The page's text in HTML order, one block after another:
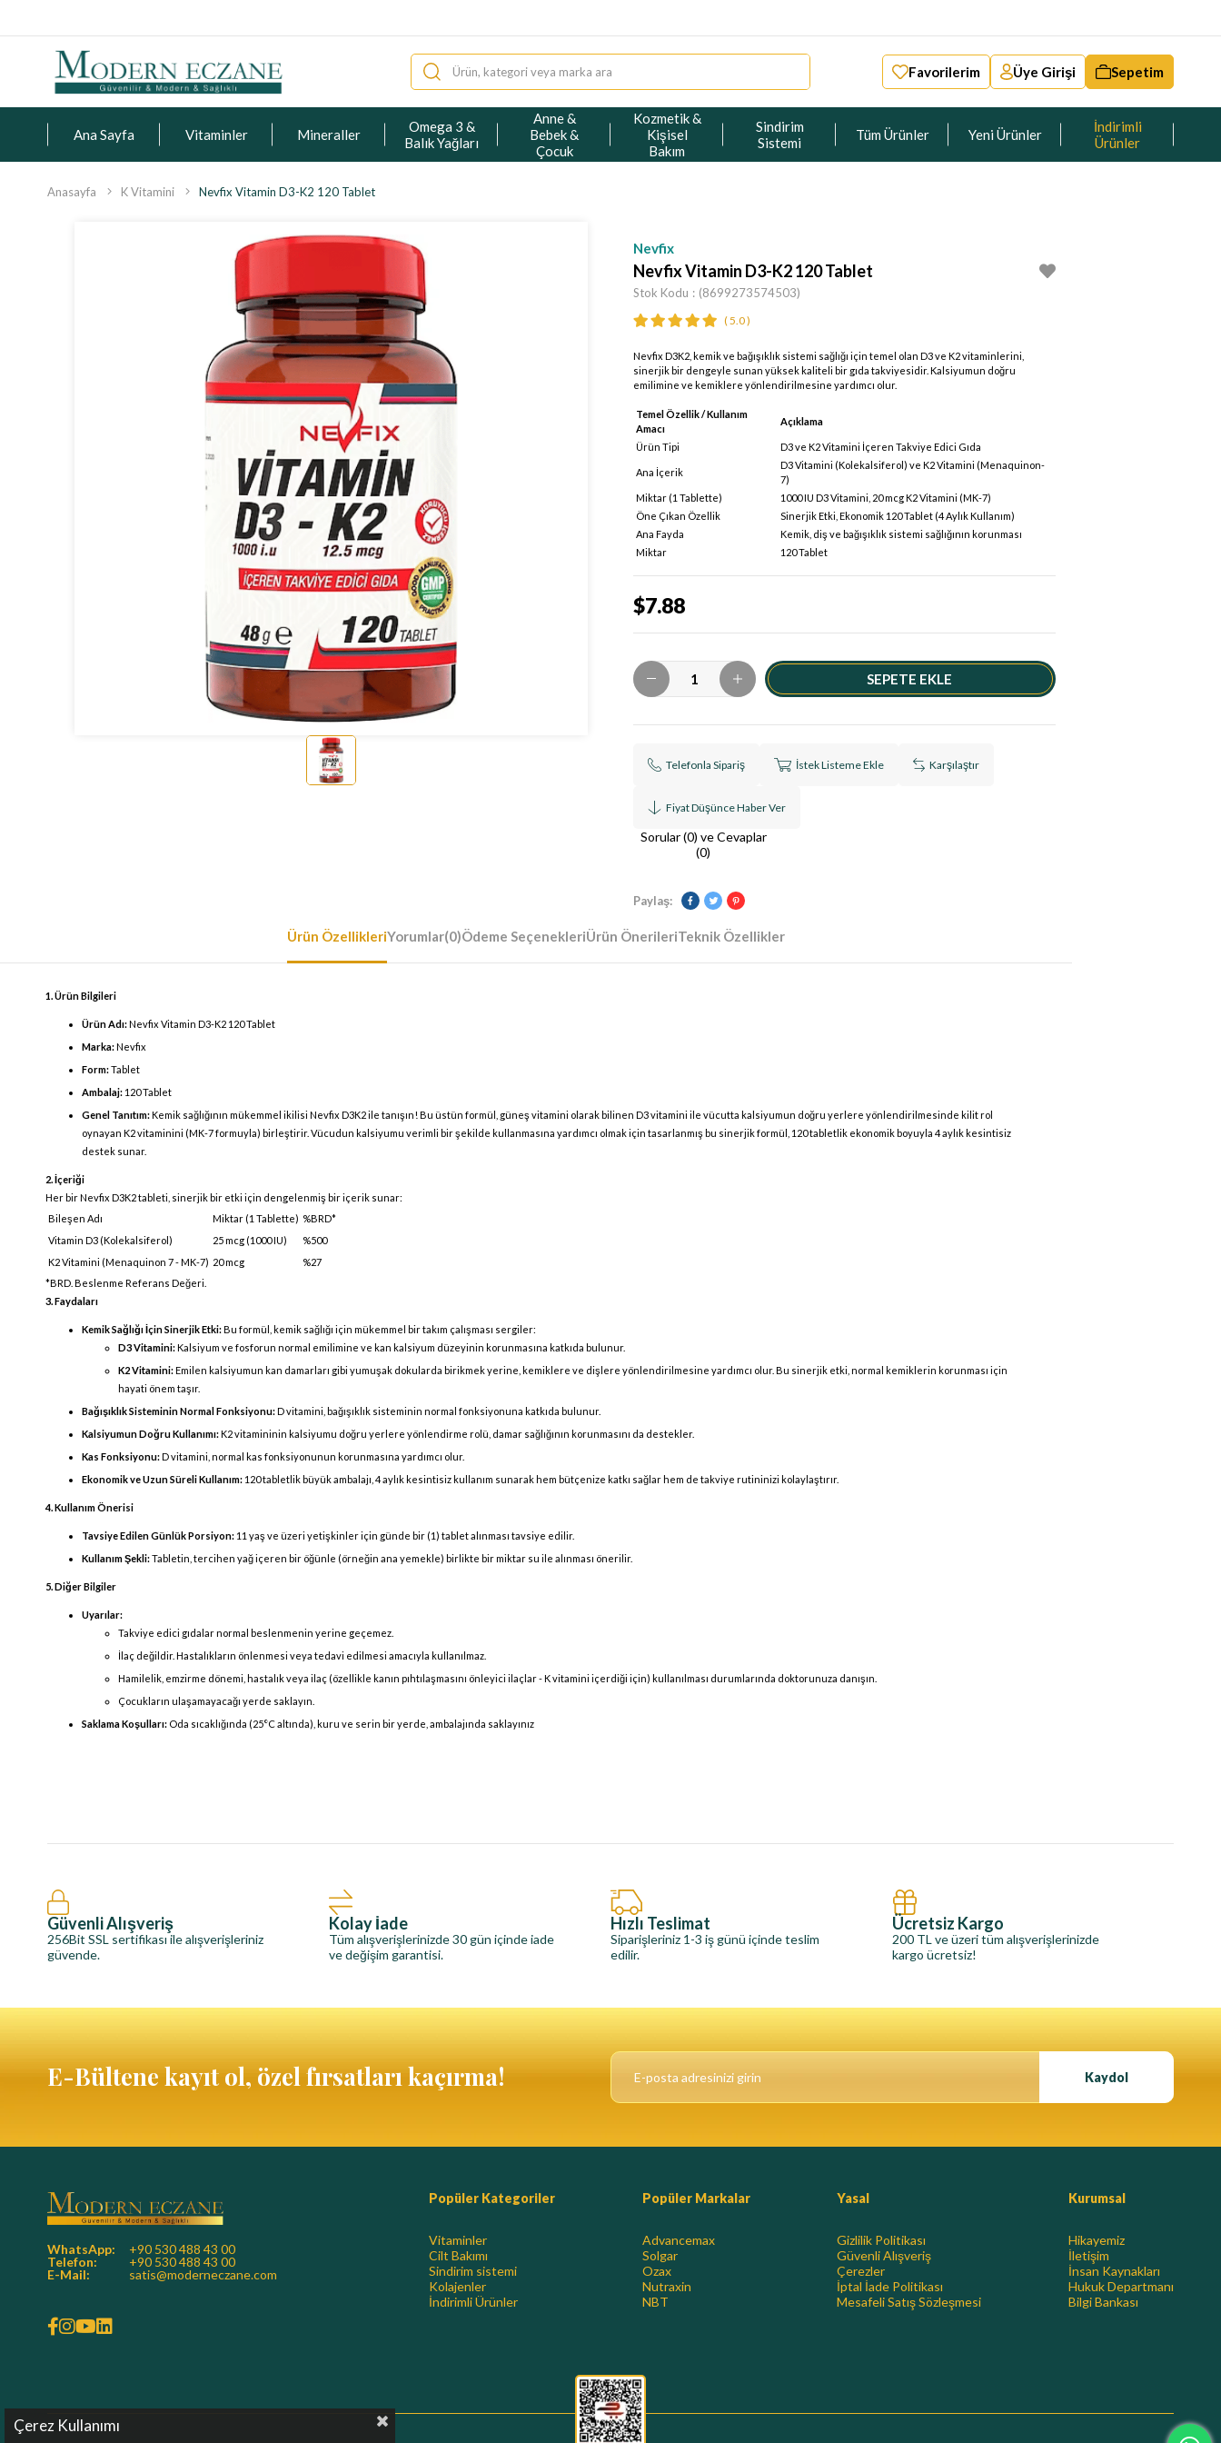
Favorilerim Üye Girişi Sepetim
Ana Sayfa Vitaminler Mineraller
Omega 3 &
Balık Yağları
Anne &
Bebek &
Çocuk
Kozmetik &
Kişisel
Bakım
Sindirim
Sistemi
Tüm Ürünler Yeni Ürünler
İndirimli
Ürünler
Anasayfa K Vitamini Nevfix Vitamin D3-K2 120 Tablet
Nevfix
Nevfix Vitamin D3-K2 120 Tablet
Stok Kodu (8699273574503)
5.0
Nevfix D3K2, kemik ve bağışıklık sistemi sağlığı için temel olan D3 ve K2 vitaminlerini,
sinerjik bir dengeyle sunan yüksek kaliteli bir gıda takviyesidir. Kalsiyumun doğru
emilimine ve kemiklere yönlendirilmesine yardımcı olur.
Temel Özellik / Kullanım
Amacı
Açıklama
Ürün Tipi D3 ve K2 Vitamini İçeren Takviye Edici Gıda
Ana İçerik
D3 Vitamini (Kolekalsiferol) ve K2 Vitamini (Menaquinon-
7)
Miktar (1 Tablette)
1000 IU D3 Vitamini, 20 mcg K2 Vitamini (MK-7)
Öne Çıkan Özellik
Sinerjik Etki, Ekonomik 120 Tablet (4 Aylık Kullanım)
Ana Fayda
Kemik, diş ve bağışıklık sistemi sağlığının korunması
Miktar
120 Tablet
$7.88
Telefonla Sipariş İstek Listeme Ekle Karşılaştır
Fiyat Düşünce Haber Ver
Sorular (0) ve Cevaplar
(0)
Paylaş:
Ürün ÖzellikleriYorumlar(0)Ödeme SeçenekleriÜrün ÖnerileriTeknik Özellikler
1. Ürün Bilgileri
Ürün Adı:Nevfix Vitamin D3-K2 120 Tablet
Marka:Nevfix
Form:Tablet
Ambalaj: 120 Tablet
Genel Tanıtım:Kemik sağlığının mükemmel ikilisi Nevfix D3K2 ile tanışın! Bu üstün formül, güneş vitamini olarak bilinen D3 vitamini ile vücutta kalsiyumun doğru yerlere yönlendirilmesinde kilit rol
oynayan K2 vitaminini (MK-7 formuyla) birleştirir. Vücudun kalsiyumu verimli bir şekilde kullanmasına yardımcı olmak için tasarlanmış bu sinerjik formül, 120 tabletlik ekonomik boyuyla 4 aylık kesintisiz
destek sunar.
2. İçeriği
Her bir Nevfix D3K2 tableti, sinerjik bir etki için dengelenmiş bir içerik sunar:
Bileşen Adı
Miktar (1 Tablette) %BRD*
Vitamin D3 (Kolekalsiferol)
25 mcg (1000 IU)
%500
K2 Vitamini (Menaquinon 7 - MK-7) 20 mcg
%27
*BRD. Beslenme Referans Değeri.
3. Faydaları
Kemik Sağlığı İçin Sinerjik Etki:Bu formül, kemik sağlığı için mükemmel bir takım çalışması sergiler:
D3 Vitamini:Kalsiyum ve fosforun normal emilimine ve kan kalsiyum düzeyinin korunmasına katkıda bulunur.
K2 Vitamini:Emilen kalsiyumun kan damarları gibi yumuşak dokularda birikmek yerine, kemiklere ve dişlere yönlendirilmesine yardımcı olur. Bu sinerjik etki, normal kemiklerin korunması için
hayati önem taşır.
Bağışıklık Sisteminin Normal Fonksiyonu:D vitamini, bağışıklık sisteminin normal fonksiyonuna katkıda bulunur.
Kalsiyumun Doğru Kullanımı:K2 vitamininin kalsiyumu doğru yerlere yönlendirme rolü, damar sağlığının korunmasını da destekler.
Kas Fonksiyonu:D vitamini, normal kas fonksiyonunun korunmasına yardımcı olur.
Ekonomik ve Uzun Süreli Kullanım: 120 tabletlik büyük ambalajı, 4 aylık kesintisiz kullanım sunarak hem bütçenize katkı sağlar hem de takviye rutininizi kolaylaştırır.
4. Kullanım Önerisi
Tavsiye Edilen Günlük Porsiyon: 11 yaş ve üzeri yetişkinler için günde bir (1) tablet alınması tavsiye edilir.
Kullanım Şekli:Tabletin, tercihen yağ içeren bir öğünle (örneğin ana yemekle) birlikte bir miktar su ile alınması önerilir.
5. Diğer Bilgiler
Uyarılar:
Takviye edici gıdalar normal beslenmenin yerine geçemez.
İlaç değildir. Hastalıkların önlenmesi veya tedavi edilmesi amacıyla kullanılmaz.
Hamilelik, emzirme dönemi, hastalık veya ilaç (özellikle kanın pıhtılaşmasını önleyici ilaçlar - K vitamini içerdiği için) kullanılması durumlarında doktorunuza danışın.
Çocukların ulaşamayacağı yerde saklayın.
Saklama Koşulları: Oda sıcaklığında (25°C altında), kuru ve serin bir yerde, ambalajında saklayınız
Güvenli Alışveriş
256Bit SSL sertifikası ile alışverişleriniz
güvende.
Kolay İade
Tüm alışverişlerinizde 30 gün içinde iade
ve değişim garantisi.
Hızlı Teslimat
Siparişleriniz 1-3 iş günü içinde teslim
edilir.
Ücretsiz Kargo
200 TL ve üzeri tüm alışverişlerinizde
kargo ücretsiz!
E-Bültene kayıt ol, özel fırsatları kaçırma! Kaydol
WhatsApp:
+90 530 488 43 00
Telefon:
+90 530 488 43 00
E-Mail:
satis@moderneczane.com
Popüler Kategoriler
Vitaminler
Cilt Bakımı
Sindirim sistemi
Kolajenler
İndirimli Ürünler
Popüler Markalar
Advancemax
Solgar
Ozax
Nutraxin
NBT
Yasal
Gizlilik Politikası
Güvenli Alışveriş
Çerezler
İptal İade Politikası
Mesafeli Satış Sözleşmesi
Kurumsal
Hikayemiz
İletişim
İnsan Kaynakları
Hukuk Departmanı
Bilgi Bankası
Çerez Kullanımı